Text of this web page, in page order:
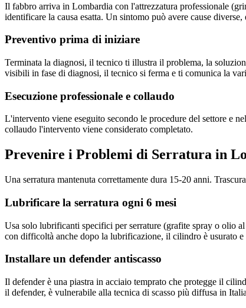
Il fabbro arriva in Lombardia con l'attrezzatura professionale
identificare la causa esatta. Un sintomo può avere cause
Preventivo prima di iniziare
Terminata la diagnosi, il tecnico ti illustra il problema, la
visibili in fase di diagnosi, il tecnico si ferma e ti comunica la
Esecuzione professionale e collaudo
L'intervento viene eseguito secondo le procedure del settore e
collaudo l'intervento viene considerato completato.
Prevenire i Problemi di Serratura in
Una serratura mantenuta correttamente dura 15-20 anni.
Lubrificare la serratura ogni 6 mesi
Usa solo lubrificanti specifici per serrature (grafite spray o olio
con difficoltà anche dopo la lubrificazione, il cilindro è usurato e
Installare un defender antiscasso
Il defender è una piastra in acciaio temprato che protegge il
il defender, è vulnerabile alla tecnica di scasso più diffusa in